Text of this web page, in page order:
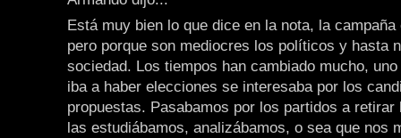
Está muy bien lo que dice en la nota, la
pero porque son mediocres los políticos y hasta
sociedad. Los tiempos han cambiado mucho,
iba a haber elecciones se interesaba por los
propuestas. Pasabamos por los partidos a retirar
las estudiábamos, analizábamos, o sea que nos